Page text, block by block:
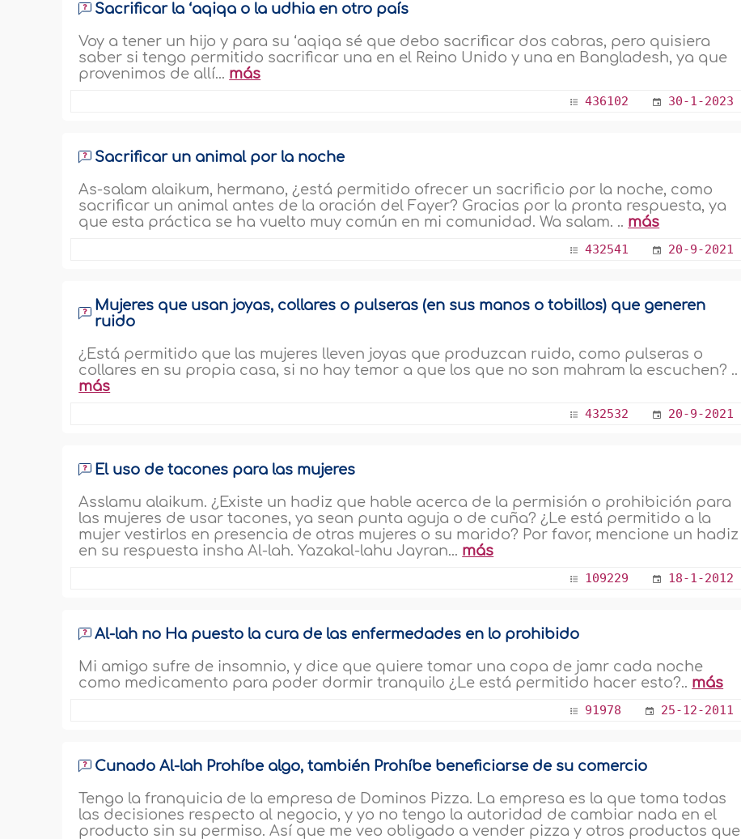
Sacrificar la ‘aqiqa o la udhia en otro país
Voy a tener un hijo y para su ‘aqiqa sé que debo sacrificar dos cabras, pero quisiera
saber si tengo permitido sacrificar una en el Reino Unido y una en Bangladesh, ya que
provenimos de allí... más
436102 30-1-2023
Sacrificar un animal por la noche
As-salam alaikum, hermano, ¿está permitido ofrecer un sacrificio por la noche, como
sacrificar un animal antes de la oración del Fayer? Gracias por la pronta respuesta, ya
que esta práctica se ha vuelto muy común en mi comunidad. Wa salam. .. más
432541 20-9-2021
Mujeres que usan joyas, collares o pulseras (en sus manos o tobillos) que generen
ruido
¿Está permitido que las mujeres lleven joyas que produzcan ruido, como pulseras o
collares en su propia casa, si no hay temor a que los que no son mahram la escuchen? ..
más
432532 20-9-2021
El uso de tacones para las mujeres
Asslamu alaikum. ¿Existe un hadiz que hable acerca de la permisión o prohibición para
las mujeres de usar tacones, ya sean punta aguja o de cuña? ¿Le está permitido a la
mujer vestirlos en presencia de otras mujeres o su marido? Por favor, mencione un hadiz
en su respuesta insha Al-lah. Yazakal-lahu Jayran... más
109229 18-1-2012
Al-lah no Ha puesto la cura de las enfermedades en lo prohibido
Mi amigo sufre de insomnio, y dice que quiere tomar una copa de jamr cada noche
como medicamento para poder dormir tranquilo ¿Le está permitido hacer esto?.. más
91978 25-12-2011
Cunado Al-lah Prohíbe algo, también Prohíbe beneficiarse de su comercio
Tengo la franquicia de la empresa de Dominos Pizza. La empresa es la que toma todas
las decisiones respecto al negocio, y yo no tengo la autoridad de cambiar nada en el
producto sin su permiso. Así que me veo obligado a vender pizza y otros productos que